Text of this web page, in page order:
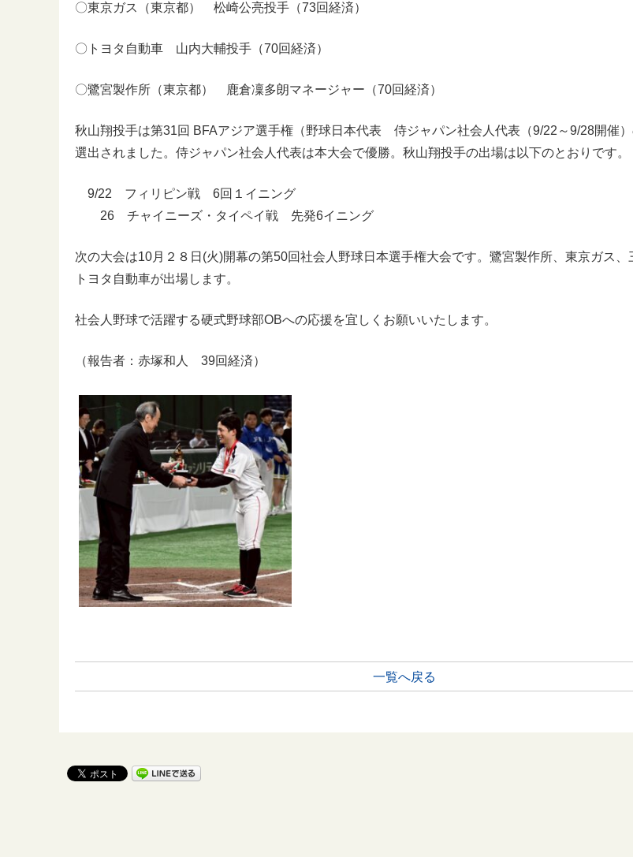
〇東京ガス（東京都） 松崎公亮投手（73回経済）
〇トヨタ自動車 山内大輔投手（70回経済）
〇鷺宮製作所（東京都） 鹿倉凜多朗マネージャー（70回経済）
秋山翔投手は第31回 BFAアジア選手権（野球日本代表 侍ジャパン社会人代表（9/22～9/28開催
選出されました。侍ジャパン社会人代表は本大会で優勝。秋山翔投手の出場は以下のとおりです。
9/22 フィリピン戦 6回１イニング
26 チャイニーズ・タイペイ戦 先発6イニング
次の大会は10月２８日(火)開幕の第50回社会人野球日本選手権大会です。鷺宮製作所、東京ガス、
トヨタ自動車が出場します。
社会人野球で活躍する硬式野球部OBへの応援を宜しくお願いいたします。
（報告者：赤塚和人 39回経済）
一覧へ戻る